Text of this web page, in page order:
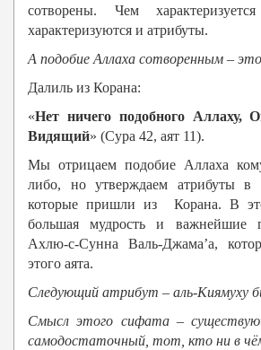
сотворены. Чем
характеризуются и атрибуты.
А подобие Аллаха сотворенным –
Далиль из Корана:
«Нет ничего подобного
Видящий» (Сура 42, аят 11).
Мы отрицаем подобие Аллаха
либо, но утверждаем атрибуты в
которые пришли из Корана. В
большая мудрость и важнейшие
Ахлю-с-Сунна Валь-Джама’а,
этого аята.
Следующий атрибут – аль-Киямуху
Смысл этого сифата –
самодостаточный, тот, кто ни в